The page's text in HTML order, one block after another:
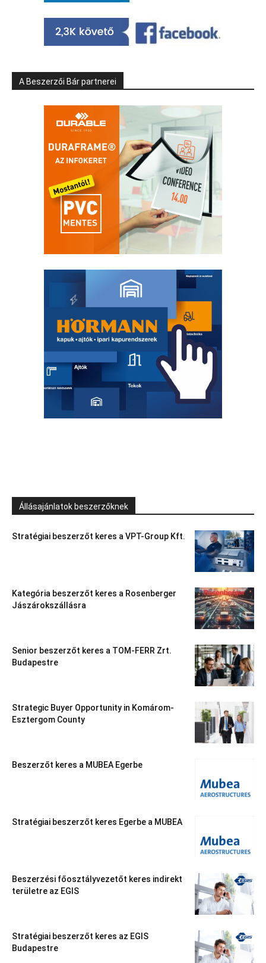
A Beszerzői Bár partnerei
Állásajánlatok beszerzőknek
Stratégiai beszerzőt keres a VPT-Group Kft.
Kategória beszerzőt keres a Rosenberger
Jászárokszállásra
Senior beszerzőt keres a TOM-FERR Zrt.
Budapestre
Strategic Buyer Opportunity in Komárom-
Esztergom County
Beszerzőt keres a MUBEA Egerbe
Stratégiai beszerzőt keres Egerbe a MUBEA
Beszerzési főosztályvezetőt keres indirekt
területre az EGIS
Stratégiai beszerzőt keres az EGIS
Budapestre